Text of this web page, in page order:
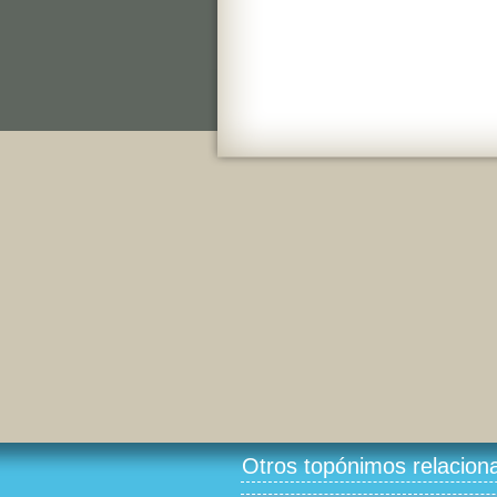
Otros topónimos